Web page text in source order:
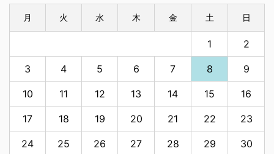
月 火 水 木 金 土 日
1 2
3 4 5 6 7 8 9
10 11 12 13 14 15 16
17 18 19 20 21 22 23
24 25 26 27 28 29 30